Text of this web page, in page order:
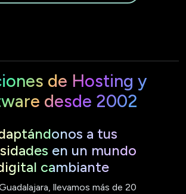
de Hosting y
desde 2002
a tus
en un mundo
cambiante
llevamos más de 20